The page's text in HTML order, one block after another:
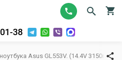
38
Asus GL553V. (14.4V 3150mAh)